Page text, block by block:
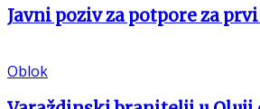
Javni poziv za potpore za
Oblok